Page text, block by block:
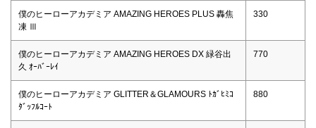
僕のヒーローアカデミア AMAZING HEROES PLUS 轟焦
凍 Ⅲ
330
僕のヒーローアカデミア AMAZING HEROES DX 緑谷出
久 ｵｰﾊﾞｰﾚｲ
770
僕のヒーローアカデミア GLITTER＆GLAMOURS ﾄｶﾞﾋﾐｺ
ﾀﾞｯﾌﾙｺｰﾄ
880